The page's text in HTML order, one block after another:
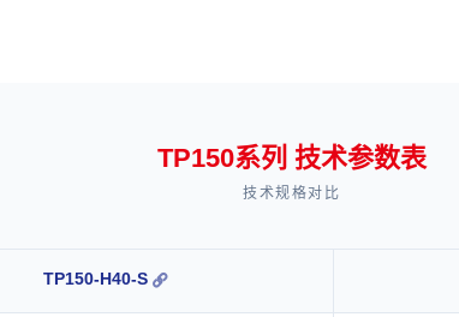
TP150系列 技术参数表
技术规格对比
TP150-H40-S